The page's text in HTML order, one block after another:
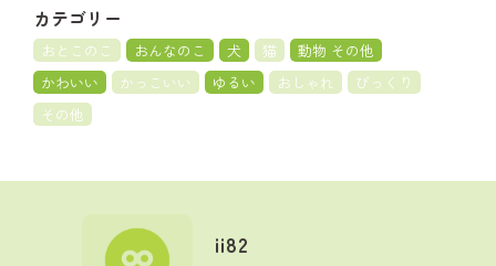
カテゴリー
おとこのこ おんなのこ 犬 猫
動物 その他
かわいい
かっこいい ゆるい おしゃれ
びっくり
その他
ii82